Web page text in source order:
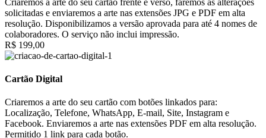
solicitadas e enviaremos a arte nas extensões JPG e PDF em alta
resolução. Disponibilizamos a versão aprovada para até 4 nomes de
colaboradores. O serviço não inclui impressão.
R$ 199,00
Cartão Digital
Criaremos a arte do seu cartão com botões linkados para:
Localização, Telefone, WhatsApp, E-mail, Site, Instagram e
Facebook. Enviaremos a arte nas extensões PDF em alta resolução.
Permitido 1 link para cada botão.